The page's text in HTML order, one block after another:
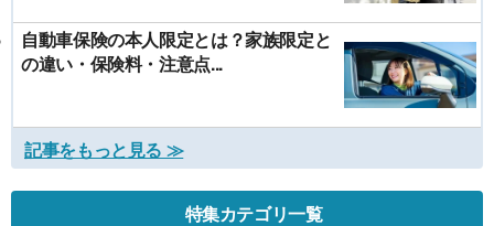
自動車保険の本人限定とは？家族限定と
の違い・保険料・注意点...
記事をもっと見る ≫
特集カテゴリ一覧